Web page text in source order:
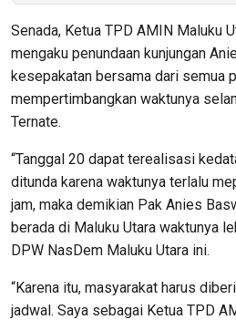
Senada, Ketua TPD AMIN Maluku
mengaku penundaan kunjungan
kesepakatan bersama dari semua
mempertimbangkan waktunya
Ternate.
“Tanggal 20 dapat terealisasi
ditunda karena waktunya terlalu
jam, maka demikian Pak Anies
berada di Maluku Utara waktunya
DPW NasDem Maluku Utara ini.
“Karena itu, masyarakat harus
jadwal. Saya sebagai Ketua TPD